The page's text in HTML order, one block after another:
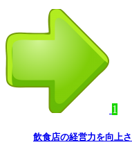
1
飲食店の経営力を向上